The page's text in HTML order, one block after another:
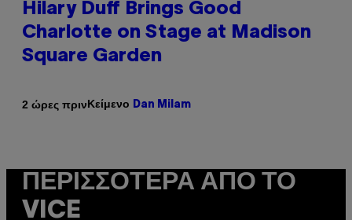
Hilary Duff Brings Good
Charlotte on Stage at Madison
Square Garden
2 ώρες πρινΚείμενο Dan Milam
ΠΕΡΙΣΣΌΤΕΡΑ ΑΠΌ ΤΟ
VICE